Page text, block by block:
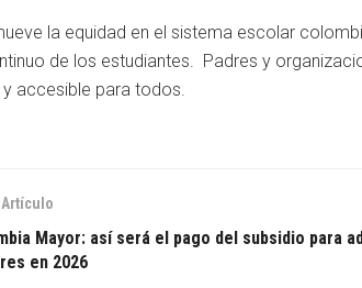
la equidad en el sistema escolar
de los estudiantes. Padres y
accesible para todos.
Mayor: así será el pago del subsidio para
en 2026